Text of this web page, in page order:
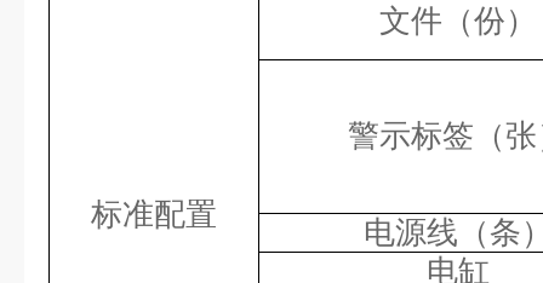
标准配置
文件（份）
警示标签（
电源线（条
电缸